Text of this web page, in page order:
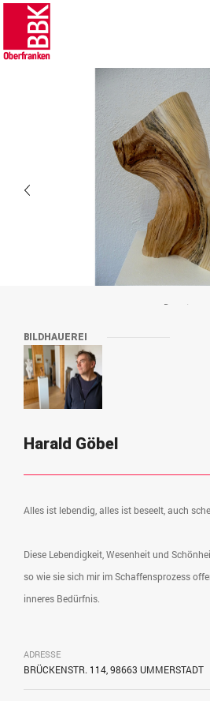
Demut
BILDHAUEREI
Harald Göbel
Alles ist lebendig, alles ist beseelt, auch
Diese Lebendigkeit, Wesenheit und
so wie sie sich mir im Schaffensprozess
inneres Bedürfnis.
ADRESSE
BRÜCKENSTR. 114, 98663 UMMERSTADT